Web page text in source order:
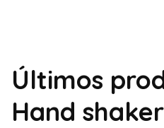
Últimos
Hand